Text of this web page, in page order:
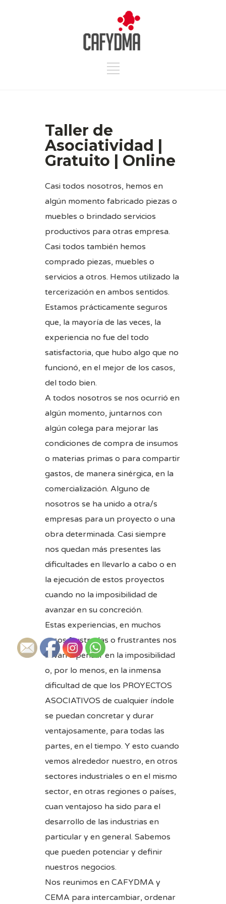
Taller de
Asociatividad |
Gratuito | Online
Casi todos nosotros, hemos en
algún momento fabricado piezas o
muebles o brindado servicios
productivos para otras empresa.
Casi todos también hemos
comprado piezas, muebles o
servicios a otros. Hemos utilizado la
tercerización en ambos sentidos.
Estamos prácticamente seguros
que, la mayoría de las veces, la
experiencia no fue del todo
satisfactoria, que hubo algo que no
funcionó, en el mejor de los casos,
del todo bien.
A todos nosotros se nos ocurrió en
algún momento, juntarnos con
algún colega para mejorar las
condiciones de compra de insumos
o materias primas o para compartir
gastos, de manera sinérgica, en la
comercialización. Alguno de
nosotros se ha unido a otra/s
empresas para un proyecto o una
obra determinada. Casi siempre
nos quedan más presentes las
dificultades en llevarlo a cabo o en
la ejecución de estos proyectos
cuando no la imposibilidad de
avanzar en su concreción.
Estas experiencias, en muchos
casos frustradas o frustrantes nos
llevan a pensar en la imposibilidad
o, por lo menos, en la inmensa
dificultad de que los PROYECTOS
ASOCIATIVOS de cualquier índole
se puedan concretar y durar
ventajosamente, para todas las
partes, en el tiempo. Y esto cuando
vemos alrededor nuestro, en otros
sectores industriales o en el mismo
sector, en otras regiones o países,
cuan ventajoso ha sido para el
desarrollo de las industrias en
particular y en general. Sabemos
que pueden potenciar y definir
nuestros negocios.
Nos reunimos en CAFYDMA y
CEMA para intercambiar, ordenar